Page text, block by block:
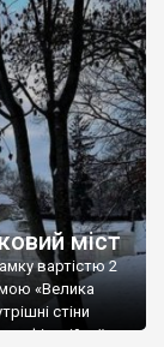
14 млн
з
будівельників в
2 200 кв. м. […]
міст
вартістю 2
«Велика
стіни